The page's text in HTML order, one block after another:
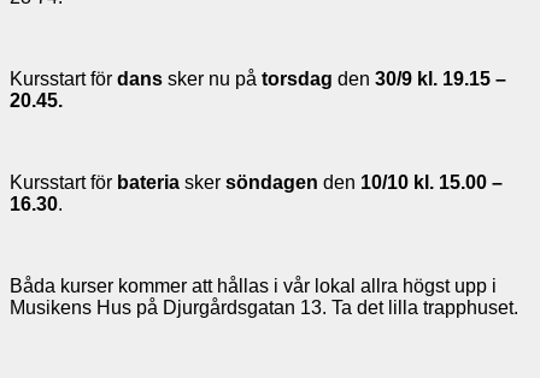
Kursstart för dans sker nu på torsdag den 30/9 kl. 19.15 –
20.45.
Kursstart för bateria sker söndagen den 10/10 kl. 15.00 –
16.30.
Båda kurser kommer att hållas i vår lokal allra högst upp i
Musikens Hus på Djurgårdsgatan 13. Ta det lilla trapphuset.